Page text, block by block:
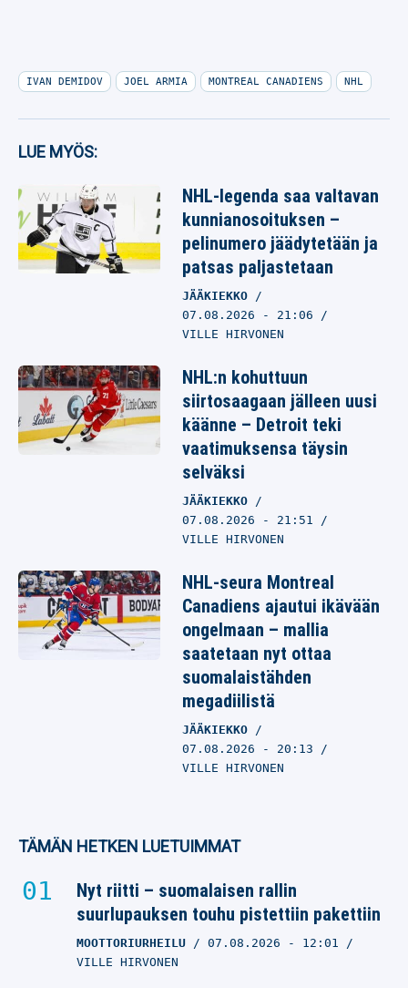
IVAN DEMIDOV JOEL ARMIA MONTREAL CANADIENS NHL
LUE MYÖS:
NHL-legenda saa valtavan
kunnianosoituksen –
pelinumero jäädytetään ja
patsas paljastetaan
JÄÄKIEKKO
07.08.2026 - 21:06
VILLE HIRVONEN
NHL:n kohuttuun
siirtosaagaan jälleen uusi
käänne – Detroit teki
vaatimuksensa täysin
selväksi
JÄÄKIEKKO
07.08.2026 - 21:51
VILLE HIRVONEN
NHL-seura Montreal
Canadiens ajautui ikävään
ongelmaan – mallia
saatetaan nyt ottaa
suomalaistähden
megadiilistä
JÄÄKIEKKO
07.08.2026 - 20:13
VILLE HIRVONEN
TÄMÄN HETKEN LUETUIMMAT
Nyt riitti – suomalaisen rallin
suurlupauksen touhu pistettiin pakettiin
MOOTTORIURHEILU 07.08.2026 - 12:01
VILLE HIRVONEN